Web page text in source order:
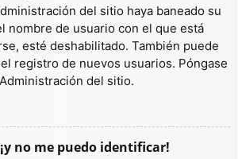
del sitio haya baneado su
nombre de usuario con el que está
esté deshabilitado. También puede
registro de nuevos usuarios. Póngase
del sitio.
no me puedo identificar!